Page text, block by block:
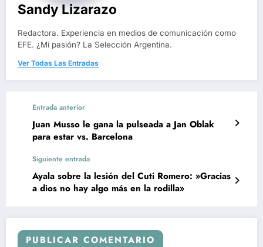
Sandy Lizarazo
Redactora. Experiencia en medios de comunicación como
EFE. ¿Mi pasión? La Selección Argentina.
Ver Todas Las Entradas
Entrada anterior
Juan Musso le gana la pulseada a Jan Oblak
para estar vs. Barcelona
Siguiente entrada
Ayala sobre la lesión del Cuti Romero: »Gracias
a dios no hay algo más en la rodilla»
PUBLICAR COMENTARIO